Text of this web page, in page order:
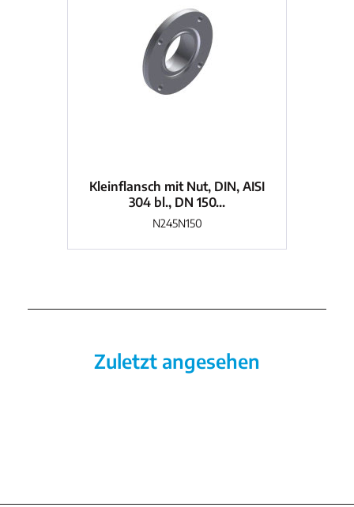
Kleinflansch mit Nut, DIN, AISI
304 bl., DN 150...
N245N150
Zuletzt angesehen